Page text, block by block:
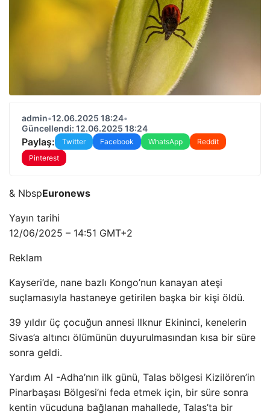
admin•12.06.2025 18:24•
Güncellendi: 12.06.2025 18:24
Paylaş: Twitter Facebook WhatsApp
Reddit
Pinterest
& NbspEuronews
Yayın tarihi
12/06/2025 – 14:51 GMT+2
Reklam
Kayseri’de, nane bazlı Kongo’nun kanayan ateşi
suçlamasıyla hastaneye getirilen başka bir kişi öldü.
39 yıldır üç çocuğun annesi Ilknur Ekininci, kenelerin
Sivas’a altıncı ölümünün duyurulmasından kısa bir süre
sonra geldi.
Yardım Al -Adha’nın ilk günü, Talas bölgesi Kizilören’in
Pinarbaşası Bölgesi’ni feda etmek için, bir süre sonra
kentin vücuduna bağlanan mahallede, Talas’ta bir